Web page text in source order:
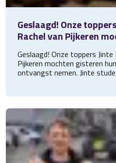
Geslaagd! Onze
Rachel van Pijkeren
Jinte stu
Geslaagd! Onze toppers Jinte
Pijkeren mochten gisteren
ontvangst nemen. Jinte
Marketingmedewerker bij
Rachel werkt al een aantal
daarnaast druk bezig met het
HBO Bedrijfskunde diploma.
Gefeliciteerd Jinte en
jullie